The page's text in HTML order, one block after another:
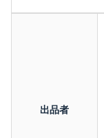
出品者